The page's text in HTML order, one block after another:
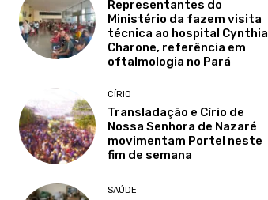
Representantes do
Ministério da fazem visita
técnica ao hospital Cynthia
Charone, referência em
oftalmologia no Pará
CÍRIO
Transladação e Círio de
Nossa Senhora de Nazaré
movimentam Portel neste
fim de semana
SAÚDE